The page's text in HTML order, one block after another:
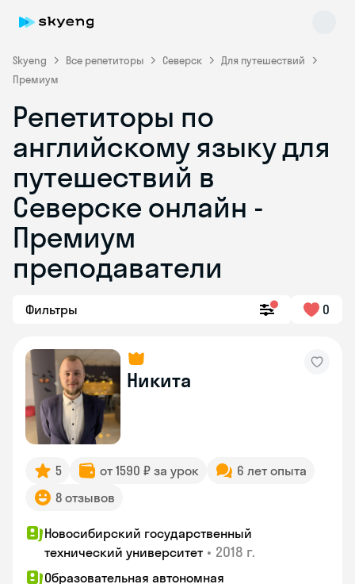
Skyeng Все репетиторы Северск
Для путешествий
Премиум
Репетиторы по
английскому языку для
путешествий в
Северске онлайн -
Премиум
преподаватели
Фильтры 0
Никита
5 от 1590 ₽ за урок
6 лет опыта
8 отзывов
Новосибирский государственный
технический университет • 2018 г.
Образовательная автономная
Skyeng Chat
online